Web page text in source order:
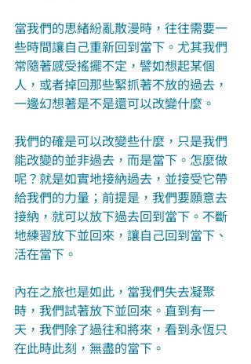
當我們的思緒紛亂散漫時，往往需要一
些時間讓自己重新回到當下。尤其我們
常隨著感受搖擺不定，譬如想起某個
人，或者掉回那些緊抓著不放的過去，
一邊幻想著是不是還可以改變什麼。
我們的確是可以改變些什麼，只是我們
能改變的並非過去，而是當下。怎麼做
呢？就是如實地接納過去，並接受它帶
給我們的力量；前提是，我們要願意去
接納，就可以放下過去回到當下。不斷
地練習放下並回來，讓自己回到當下、
活在當下。
內在之旅也是如此，當我們失去凝聚
時，我們試著放下並回來。直到有一
天，我們除了過往和將來，看到永恆只
在此時此刻，無盡的當下。